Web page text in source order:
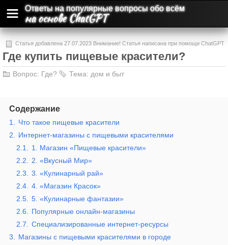
Ответы на популярные вопросы обо всём
на основе ChatGPT
Статья добавлена 27.07.2023 Внимание! Статья написана при помощи ChatGPT
и может содержать ошибки и неточности.
Где купить пищевые красители?
Вопрос: Где? Тема: дом и быт
Содержание
1.
Что такое пищевые красители
2.
Интернет-магазины с пищевыми красителями
2.1.
1. Магазин «Пищевые красители»
2.2.
2. «Вкусный Мир»
2.3.
3. «Кулинарный рай»
2.4.
4. «Магазин Красок»
2.5.
5. «Кулинарные фантазии»
2.6.
Популярные онлайн-магазины
2.7.
Специализированные интернет-ресурсы
3.
Магазины с пищевыми красителями в городе